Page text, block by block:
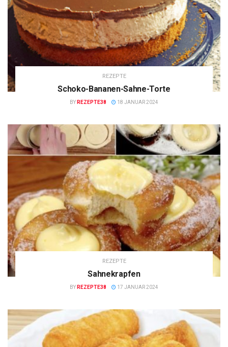
REZEPTE
Schoko-Bananen-Sahne-Torte
BY REZEPTE38 18 JANUAR 2024
REZEPTE
Sahnekrapfen
BY REZEPTE38 17 JANUAR 2024